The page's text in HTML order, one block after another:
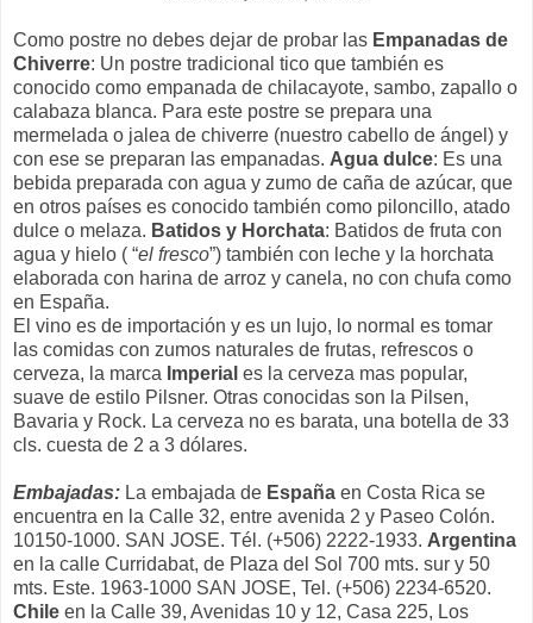
Como postre no debes dejar de probar las Empanadas de
Chiverre: Un postre tradicional tico que también es
conocido como empanada de chilacayote, sambo, zapallo o
calabaza blanca. Para este postre se prepara una
mermelada o jalea de chiverre (nuestro cabello de ángel) y
con ese se preparan las empanadas. Agua dulce: Es una
bebida preparada con agua y zumo de caña de azúcar, que
en otros países es conocido también como piloncillo, atado
dulce o melaza. Batidos y Horchata: Batidos de fruta con
agua y hielo ( “el fresco”) también con leche y la horchata
elaborada con harina de arroz y canela, no con chufa como
en España.
El vino es de importación y es un lujo, lo normal es tomar
las comidas con zumos naturales de frutas, refrescos o
cerveza, la marca Imperial es la cerveza mas popular,
suave de estilo Pilsner. Otras conocidas son la Pilsen,
Bavaria y Rock. La cerveza no es barata, una botella de 33
cls. cuesta de 2 a 3 dólares.
Embajadas: La embajada de España en Costa Rica se
encuentra en la Calle 32, entre avenida 2 y Paseo Colón.
10150-1000. SAN JOSE. Tél. (+506) 2222-1933. Argentina
en la calle Curridabat, de Plaza del Sol 700 mts. sur y 50
mts. Este. 1963-1000 SAN JOSE, Tel. (+506) 2234-6520.
Chile en la Calle 39, Avenidas 10 y 12, Casa 225, Los